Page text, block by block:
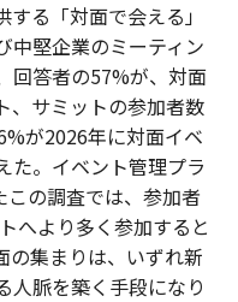
る「対面で会える」
中堅企業のミーティン
回答者の57%が、対面
、サミットの参加者数
が2026年に対面イベ
た。イベント管理プラ
この調査では、参加者
へより多く参加すると
の集まりは、いずれ新
人脈を築く手段になり